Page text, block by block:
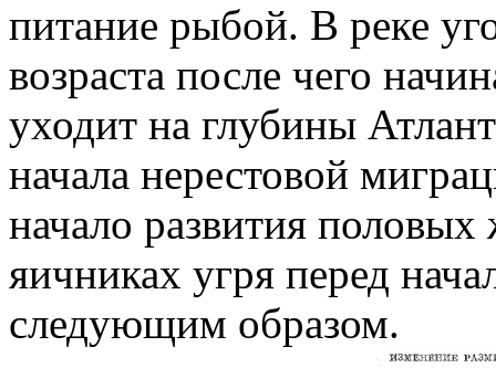
питание рыбой. В реке
возраста после чего
уходит на глубины
начала нерестовой
начало развития
яичниках угря перед
следующим образом.